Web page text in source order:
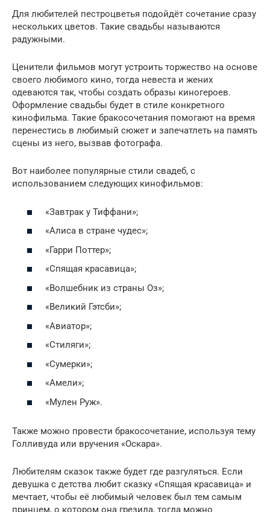
Для любителей пестроцветья подойдёт сочетание сразу
нескольких цветов. Такие свадьбы называются
радужными.
Ценители фильмов могут устроить торжество на основе
своего любимого кино, тогда невеста и жених
одеваются так, чтобы создать образы киногероев.
Оформление свадьбы будет в стиле конкретного
кинофильма. Такие бракосочетания помогают на время
перенестись в любимый сюжет и запечатлеть на память
сцены из него, вызвав фотографа.
Вот наиболее популярные стили свадеб, с
использованием следующих кинофильмов:
«Завтрак у Тиффани»;
«Алиса в стране чудес»;
«Гарри Поттер»;
«Спящая красавица»;
«Волшебник из страны Оз»;
«Великий Гэтсби»;
«Авиатор»;
«Стиляги»;
«Сумерки»;
«Амели»;
«Мулен Руж».
Также можно провести бракосочетание, используя тему
Голливуда или вручения «Оскара».
Любителям сказок также будет где разгуляться. Если
девушка с детства любит сказку «Спящая красавица» и
мечтает, чтобы её любимый человек был тем самым
принцем, о котором она грезила, тогда можно